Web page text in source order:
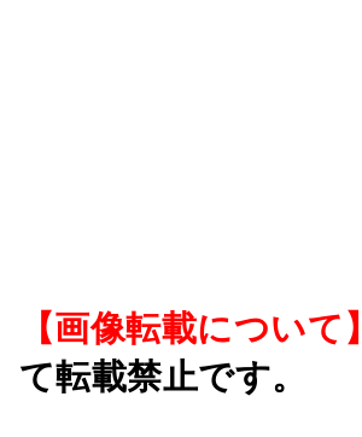
【画像転載について】
て転載禁止です。